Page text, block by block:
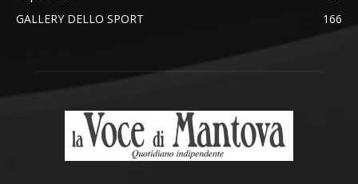
GALLERY DELLO SPORT
166